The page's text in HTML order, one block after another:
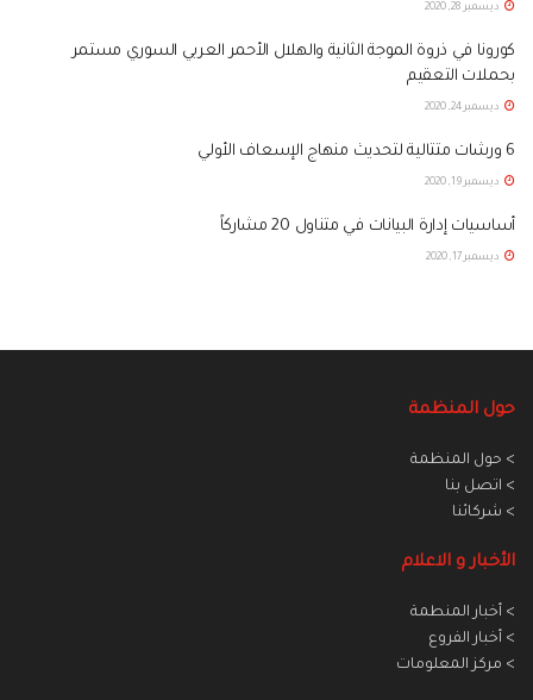
ديسمبر 28, 2020
كورونا في ذروة الموجة الثانية والهلال الأحمر العربي السوري مستمر
بحملات التعقيم
ديسمبر 24, 2020
6 ورشات متتالية لتحديث منهاج الإسعاف الأولي
ديسمبر 19, 2020
أساسيات إدارة البيانات في متناول 20 مشاركاً
ديسمبر 17, 2020
حول المنظمة
> حول المنظمة
> اتصل بنا
> شركائنا
الأخبار و الاعلام
> أخبار المنطمة
> أخبار الفروع
> مركز المعلومات